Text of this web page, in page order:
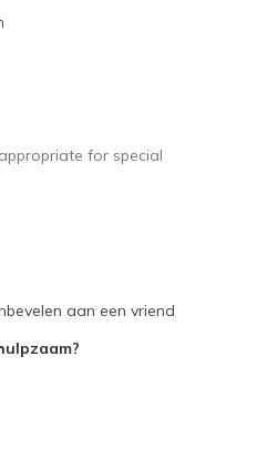
for special
aan een vriend